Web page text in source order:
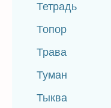
Тетрадь
Топор
Трава
Туман
Тыква